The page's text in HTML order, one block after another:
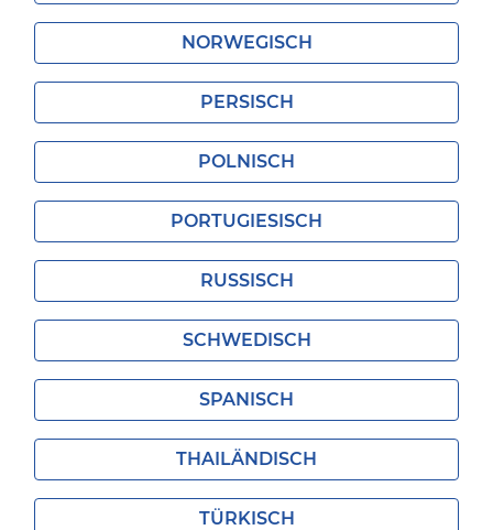
NORWEGISCH
PERSISCH
POLNISCH
PORTUGIESISCH
RUSSISCH
SCHWEDISCH
SPANISCH
THAILÄNDISCH
TÜRKISCH